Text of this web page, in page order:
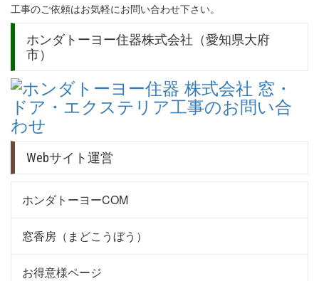
工事のご依頼はお気軽にお問い合わせ下さい。
ホンダトーヨー住器株式会社（愛知県大府
市）
Webサイト運営
ホンダトーヨーCOM
窓香房（まどこうぼう）
お得意様ページ